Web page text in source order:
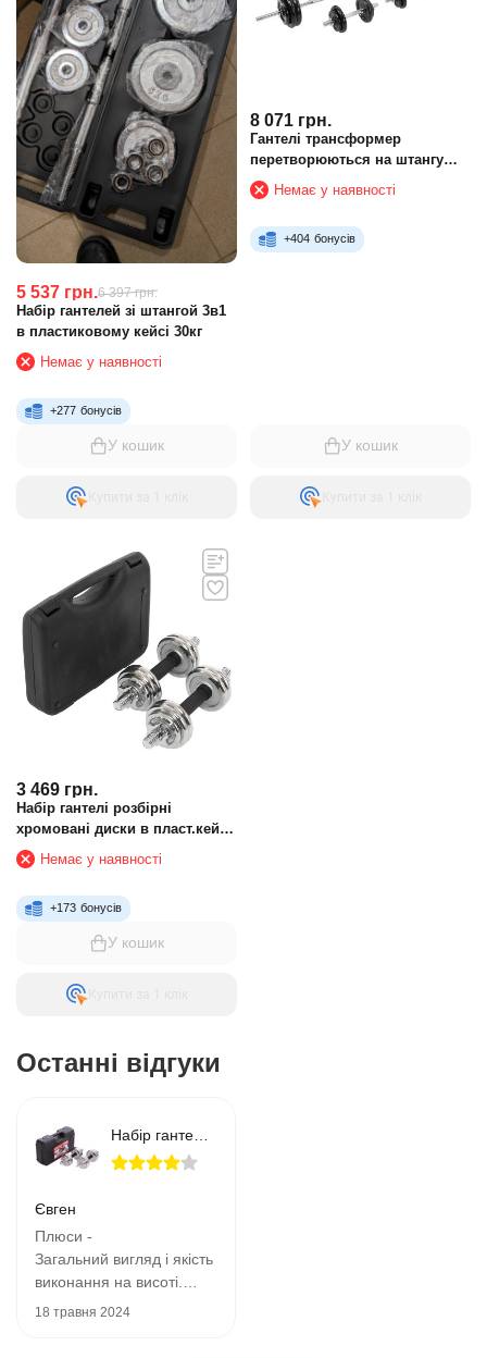
5 537 грн.6 397 грн.
Набір гантелей зі штангой 3в1
в пластиковому кейсі 30кг
Немає у наявності
+277 бонусів
У кошик
8 071 грн.
Гантелі трансформер
перетворюються на штангу
3в1 у пластиковому кейсі
Zelart TA-9641 50 кг
Немає у наявності
+404 бонусів
У кошик
3 469 грн.
Набір гантелі розбірні
хромовані диски в пласт.кейсі
15 кг TA-9643 2шт по 7.5 кг
хром
Немає у наявності
+173 бонусів
У кошик
Останні відгуки
Євген
Плюси -
Загальний вигляд і якість
виконання на висоті.
Резина на грифі не
18 травня 2024